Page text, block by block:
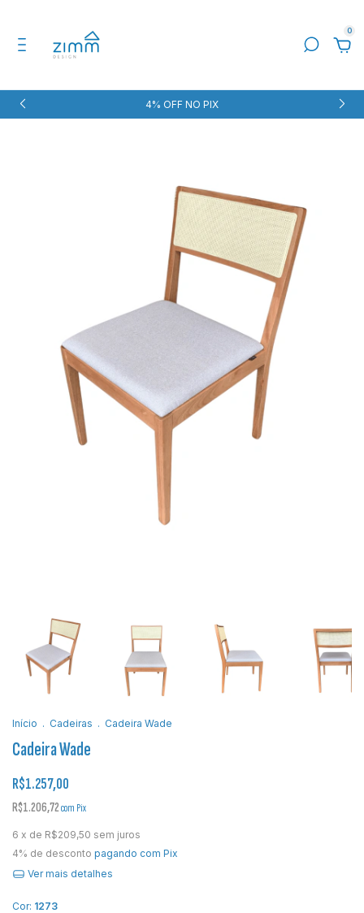
0
4% OFF NO PIX
Início . Cadeiras . Cadeira Wade
Cadeira Wade
R$1.257,00
R$1.206,72com Pix
6 x de R$209,50 sem juros
4% de desconto pagando com Pix
Ver mais detalhes
Cor: 1273